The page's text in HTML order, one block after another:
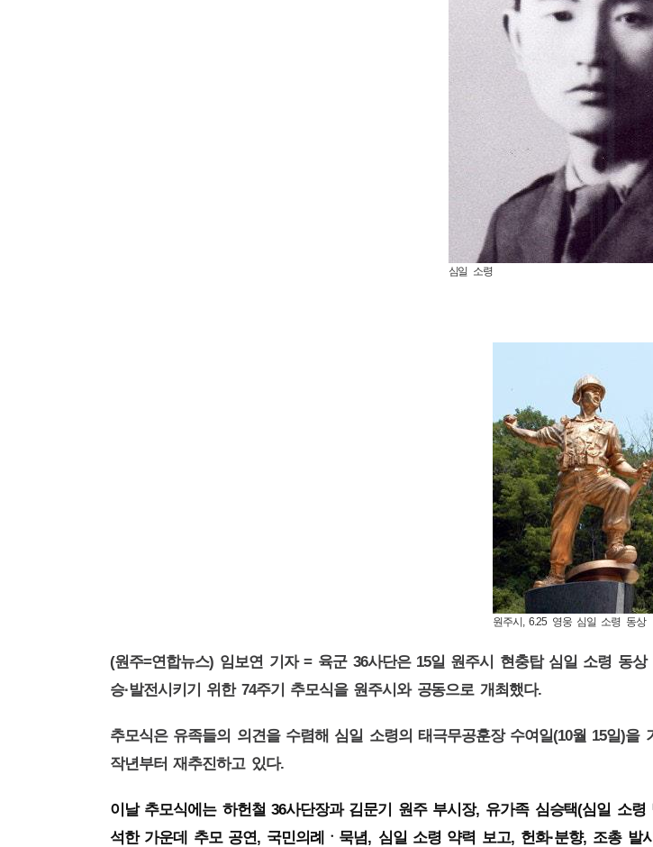
심일 소령
원주시, 6.25 영웅 심일 소령 동상
(원주=연합뉴스) 임보연 기자 = 육군 36사단은 15일 원주시 현충탑 심일 소령 동
승·발전시키기 위한 74주기 추모식을 원주시와 공동으로 개최했다.
추모식은 유족들의 의견을 수렴해 심일 소령의 태극무공훈장 수여일(10월 15일)을
작년부터 재추진하고 있다.
이날 추모식에는 하헌철 36사단장과 김문기 원주 부시장, 유가족 심승택(심일 소령
석한 가운데 추모 공연, 국민의례ㆍ묵념, 심일 소령 약력 보고, 헌화·분향, 조총 발